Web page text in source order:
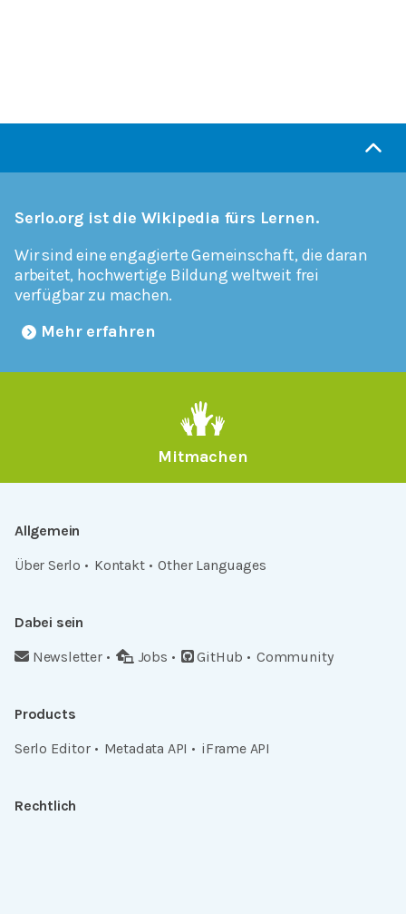
Serlo.org ist die Wikipedia fürs Lernen.
Wir sind eine engagierte Gemeinschaft, die daran
arbeitet, hochwertige Bildung weltweit frei
verfügbar zu machen.
Mehr erfahren
Mitmachen
Allgemein
Über Serlo
Kontakt Other Languages
Dabei sein
Newsletter
Jobs GitHub Community
Products
Serlo Editor
Metadata API iFrame API
Rechtlich